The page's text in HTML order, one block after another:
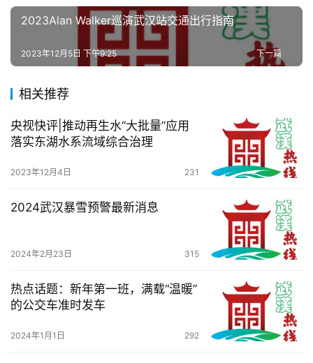
滚
动
生
百
科
科
关
于
们
2023Alan Walker巡演武汉站交通出行指南
下一篇
2023年12月5日 下午9:25
相关推荐
央视快评|推动再生水“大批量”应用
落实东湖水系流域综合治理
2023年12月4日 231
2024武汉暴雪预警最新消息
2024年2月23日 315
热点话题：新年第一班，满载“温暖”
的公交车准时发车
2024年1月1日 292